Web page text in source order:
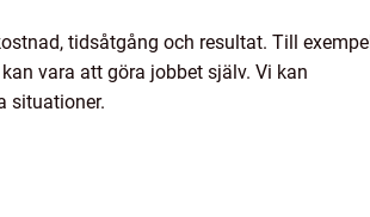
tidsåtgång och resultat. Till exempel
vara att göra jobbet själv. Vi kan
situationer.